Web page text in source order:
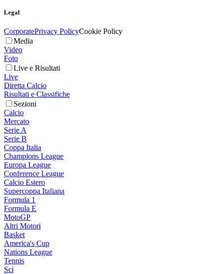
Legal
CorporatePrivacy PolicyCookie Policy
Media
Video
Foto
Live e Risultati
Live
Diretta Calcio
Risultati e Classifiche
Sezioni
Calcio
Mercato
Serie A
Serie B
Coppa Italia
Champions League
Europa League
Conference League
Calcio Estero
Supercoppa Italiana
Formula 1
Formula E
MotoGP
Altri Motori
Basket
America's Cup
Nations League
Tennis
Sci